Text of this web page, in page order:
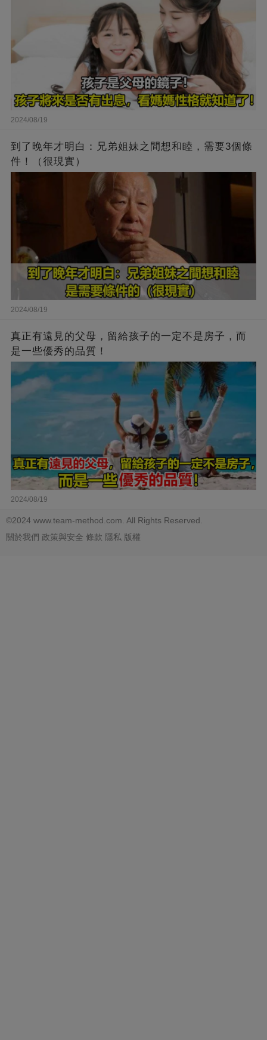
2024/08/19
到了晚年才明白：兄弟姐妹之間想和睦，需要3個條
件！（很現實）
2024/08/19
真正有遠見的父母，留給孩子的一定不是房子，而
是一些優秀的品質！
2024/08/19
©2024 www.team-method.com. All Rights Reserved.
關於我們 政策與安全 條款 隱私 版權